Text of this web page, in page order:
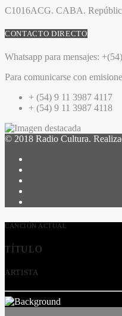
C1016ACG. CABA.
CONTACTO DIRECTO
Whatsapp para mensajes:
Para comunicarse con
+ (54) 9 11 3987 4117
+ (54) 9 11 3987 4118
© 2018 Radio Cultura.
CANCIÓN ACTUAL
TÍTULO
ARTISTA